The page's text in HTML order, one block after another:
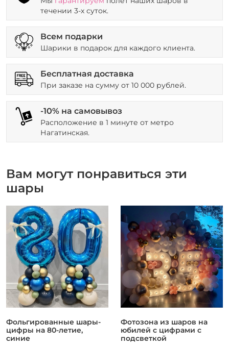
течении 3-х суток.
Всем подарки
Шарики в подарок для каждого клиента.
Бесплатная доставка
При заказе на сумму от 10 000 рублей.
-10% на самовывоз
Расположение в 1 минуте от метро
Нагатинская.
Вам могут понравиться эти
шары
Фольгированные шары-
цифры на 80-летие,
синие
Фотозона из шаров на
юбилей с цифрами с
подсветкой